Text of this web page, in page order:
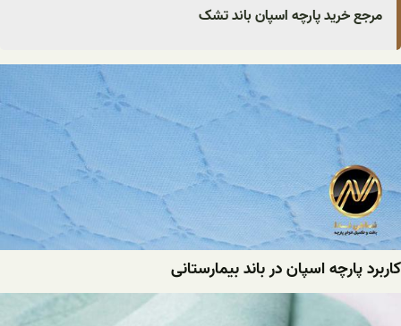
مرجع خرید پارچه اسپان باند تشک
کاربرد پارچه اسپان در باند بیمارستانی